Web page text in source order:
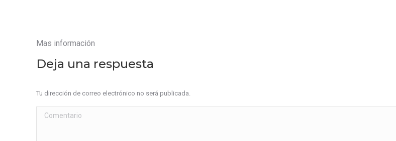
Mas información
Deja una respuesta
Tu dirección de correo electrónico no será publicada.
Comentario